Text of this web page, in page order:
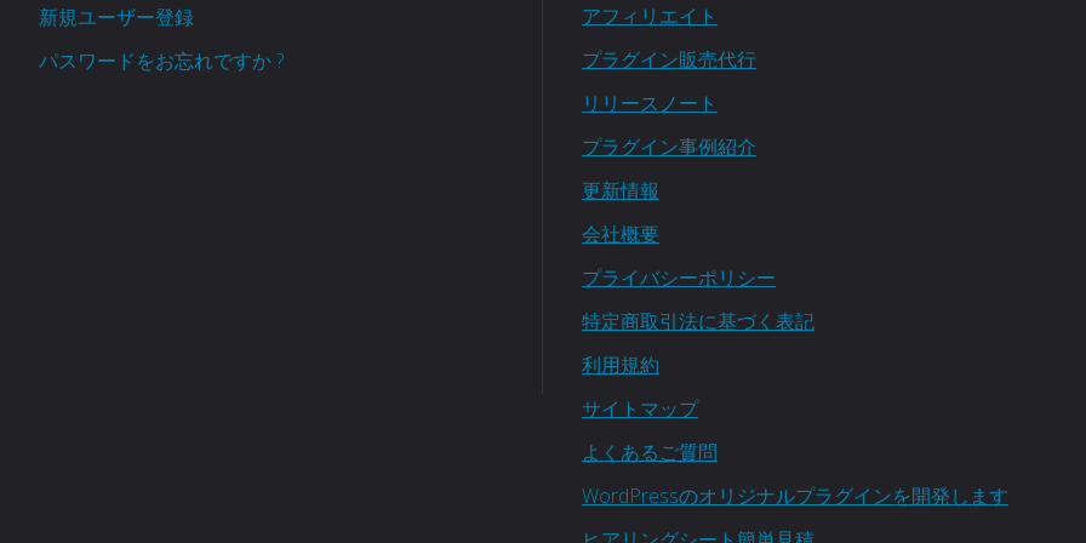
CMS×WP
新規ユーザー登録
パスワードをお忘れですか ?
アフィリエイト
プラグイン販売代行
リリースノート
プラグイン事例紹介
更新情報
会社概要
プライバシーポリシー
特定商取引法に基づく表記
利用規約
サイトマップ
よくあるご質問
WordPressのオリジナルプラグインを開発します